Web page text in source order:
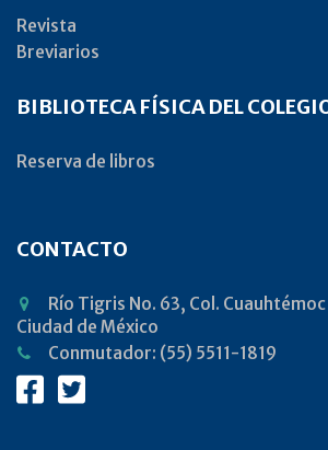
Revista
Breviarios
BIBLIOTECA FÍSICA DEL
Reserva de libros
CONTACTO
Río Tigris No. 63, Col.
Ciudad de México
Conmutador: (55) 5511-1819